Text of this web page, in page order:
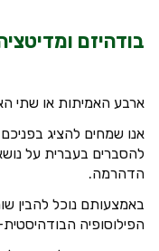
בודהיזם
ארבע האמיתות או שתי
אנו שמחים להציג
להסברים בעברית על
הדהרמה.
באמצעותם נוכל להבין
הפילוסופיה